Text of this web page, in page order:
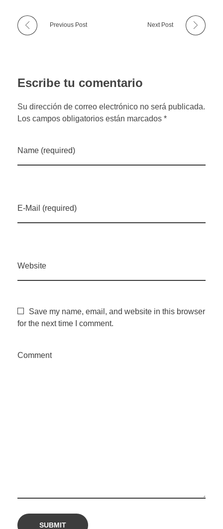
Previous Post Next Post
Escribe tu comentario
Su dirección de correo electrónico no será publicada.
Los campos obligatorios están marcados *
Name (required)
E-Mail (required)
Website
Save my name, email, and website in this browser
for the next time I comment.
Comment